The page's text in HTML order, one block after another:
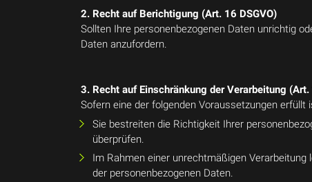
2. Recht auf Berichtigung (Art. 16 DSGVO)
Sollten Ihre personenbezogenen Daten unrichtig
Daten anzufordern.
3. Recht auf Einschränkung der Verarbeitung (Art.
Sofern eine der folgenden Voraussetzungen erfüllt
Sie bestreiten die Richtigkeit Ihrer
überprüfen.
Im Rahmen einer unrechtmäßigen
der personenbezogenen Daten.